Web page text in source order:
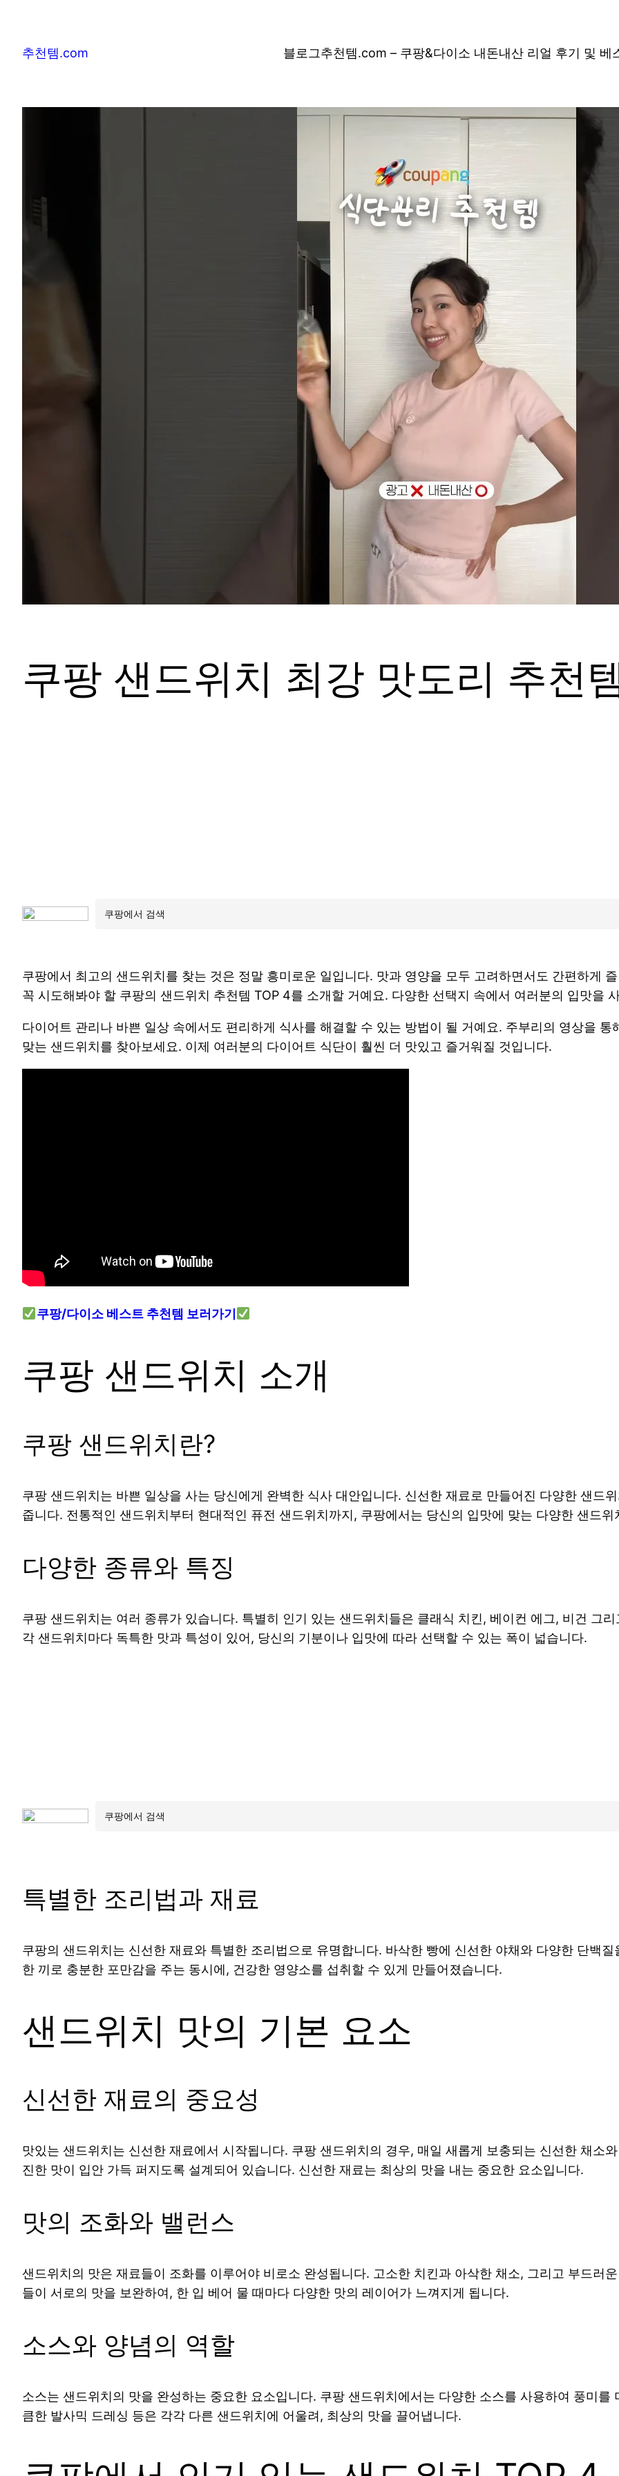
추천템.com 블로그추천템.com – 쿠팡&다이소 내돈내산 리얼 후기 및 베
쿠팡 샌드위치 최강 맛도리 추천
쿠팡에서 최고의 샌드위치를 찾는 것은 정말 흥미로운 일입니다. 맛과 영양을 모두 고려하면서도 간편하게
꼭 시도해봐야 할 쿠팡의 샌드위치 추천템 TOP 4를 소개할 거예요. 다양한 선택지 속에서 여러분의 입맛을
다이어트 관리나 바쁜 일상 속에서도 편리하게 식사를 해결할 수 있는 방법이 될 거예요. 주부리의 영상을
맞는 샌드위치를 찾아보세요. 이제 여러분의 다이어트 식단이 훨씬 더 맛있고 즐거워질 것입니다.
쿠팡/다이소 베스트 추천템 보러가기
쿠팡 샌드위치 소개
쿠팡 샌드위치란?
쿠팡 샌드위치는 바쁜 일상을 사는 당신에게 완벽한 식사 대안입니다. 신선한 재료로 만들어진 다양한 샌드
줍니다. 전통적인 샌드위치부터 현대적인 퓨전 샌드위치까지, 쿠팡에서는 당신의 입맛에 맞는 다양한 샌드
다양한 종류와 특징
쿠팡 샌드위치는 여러 종류가 있습니다. 특별히 인기 있는 샌드위치들은 클래식 치킨, 베이컨 에그, 비건 그
각 샌드위치마다 독특한 맛과 특성이 있어, 당신의 기분이나 입맛에 따라 선택할 수 있는 폭이 넓습니다.
특별한 조리법과 재료
쿠팡의 샌드위치는 신선한 재료와 특별한 조리법으로 유명합니다. 바삭한 빵에 신선한 야채와 다양한 단백
한 끼로 충분한 포만감을 주는 동시에, 건강한 영양소를 섭취할 수 있게 만들어졌습니다.
샌드위치 맛의 기본 요소
신선한 재료의 중요성
맛있는 샌드위치는 신선한 재료에서 시작됩니다. 쿠팡 샌드위치의 경우, 매일 새롭게 보충되는 신선한 채소
진한 맛이 입안 가득 퍼지도록 설계되어 있습니다. 신선한 재료는 최상의 맛을 내는 중요한 요소입니다.
맛의 조화와 밸런스
샌드위치의 맛은 재료들이 조화를 이루어야 비로소 완성됩니다. 고소한 치킨과 아삭한 채소, 그리고 부드러
들이 서로의 맛을 보완하여, 한 입 베어 물 때마다 다양한 맛의 레이어가 느껴지게 됩니다.
소스와 양념의 역할
소스는 샌드위치의 맛을 완성하는 중요한 요소입니다. 쿠팡 샌드위치에서는 다양한 소스를 사용하여 풍미
큼한 발사믹 드레싱 등은 각각 다른 샌드위치에 어울려, 최상의 맛을 끌어냅니다.